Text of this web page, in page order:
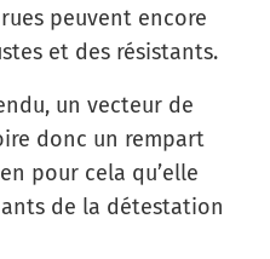
peuvent encore
et des résistants.
un vecteur de
donc un rempart
pour cela qu’elle
de la détestation